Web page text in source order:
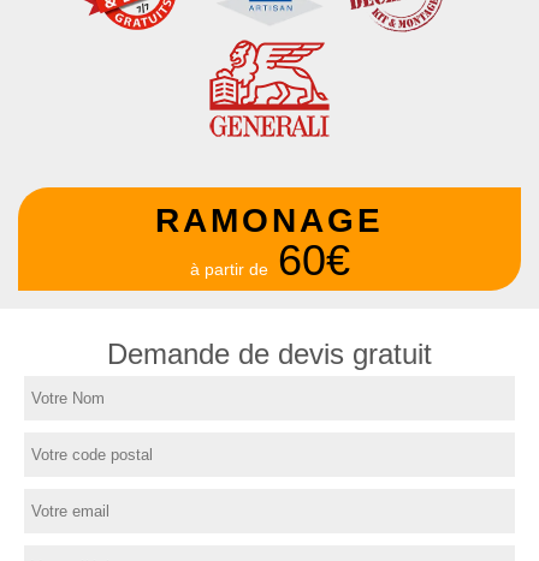
RAMONAGE
à partir de 60€
Demande de devis gratuit